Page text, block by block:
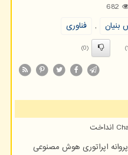
682
بنیان ,
فناوری
(0)